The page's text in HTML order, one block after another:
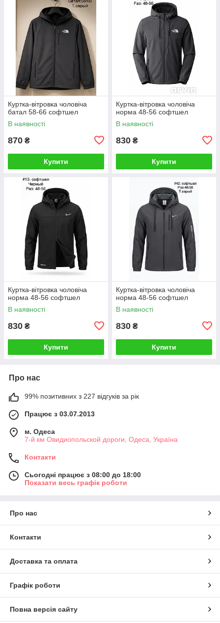
Куртка-вітровка чоловіча
батал 58-66 софтшел
В наявності
870 ₴
Купити
Куртка-вітровка чоловіча
норма 48-56 софтшел
В наявності
830 ₴
Купити
Куртка-вітровка чоловіча
норма 48-56 софтшел
В наявності
830 ₴
Купити
Куртка-вітровка чоловіча
норма 48-56 софтшел
В наявності
830 ₴
Купити
Про нас
99% позитивних з 227 відгуків за рік
Працює з 03.07.2013
м. Одеса
7-й км Овидиопольской дороги, Одеса, Україна
Контакти
Сьогодні працює з 08:00 до 18:00
Показати весь графік роботи
Про нас
Контакти
Доставка та оплата
Графік роботи
Повна версія сайту